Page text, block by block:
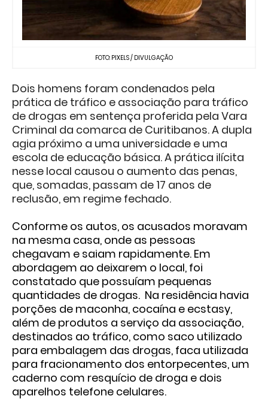
FOTO: PIXELS / DIVULGAÇÃO
Dois homens foram condenados pela
prática de tráfico e associação para tráfico
de drogas em sentença proferida pela Vara
Criminal da comarca de Curitibanos. A dupla
agia próximo a uma universidade e uma
escola de educação básica. A prática ilícita
nesse local causou o aumento das penas,
que, somadas, passam de 17 anos de
reclusão, em regime fechado.
Conforme os autos, os acusados moravam
na mesma casa, onde as pessoas
chegavam e saiam rapidamente. Em
abordagem ao deixarem o local, foi
constatado que possuíam pequenas
quantidades de drogas. Na residência havia
porções de maconha, cocaína e ecstasy,
além de produtos a serviço da associação,
destinados ao tráfico, como saco utilizado
para embalagem das drogas, faca utilizada
para fracionamento dos entorpecentes, um
caderno com resquício de droga e dois
aparelhos telefone celulares.